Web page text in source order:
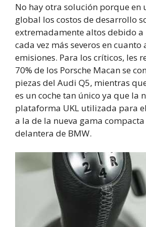
No hay otra solución porque en
global los costos de desarrollo
extremadamente altos debido a
cada vez más severos en
emisiones. Para los críticos, les
70% de los Porsche Macan se
piezas del Audi Q5, mientras
es un coche tan único ya que la
plataforma UKL utilizada para
a la de la nueva gama
delantera de BMW.